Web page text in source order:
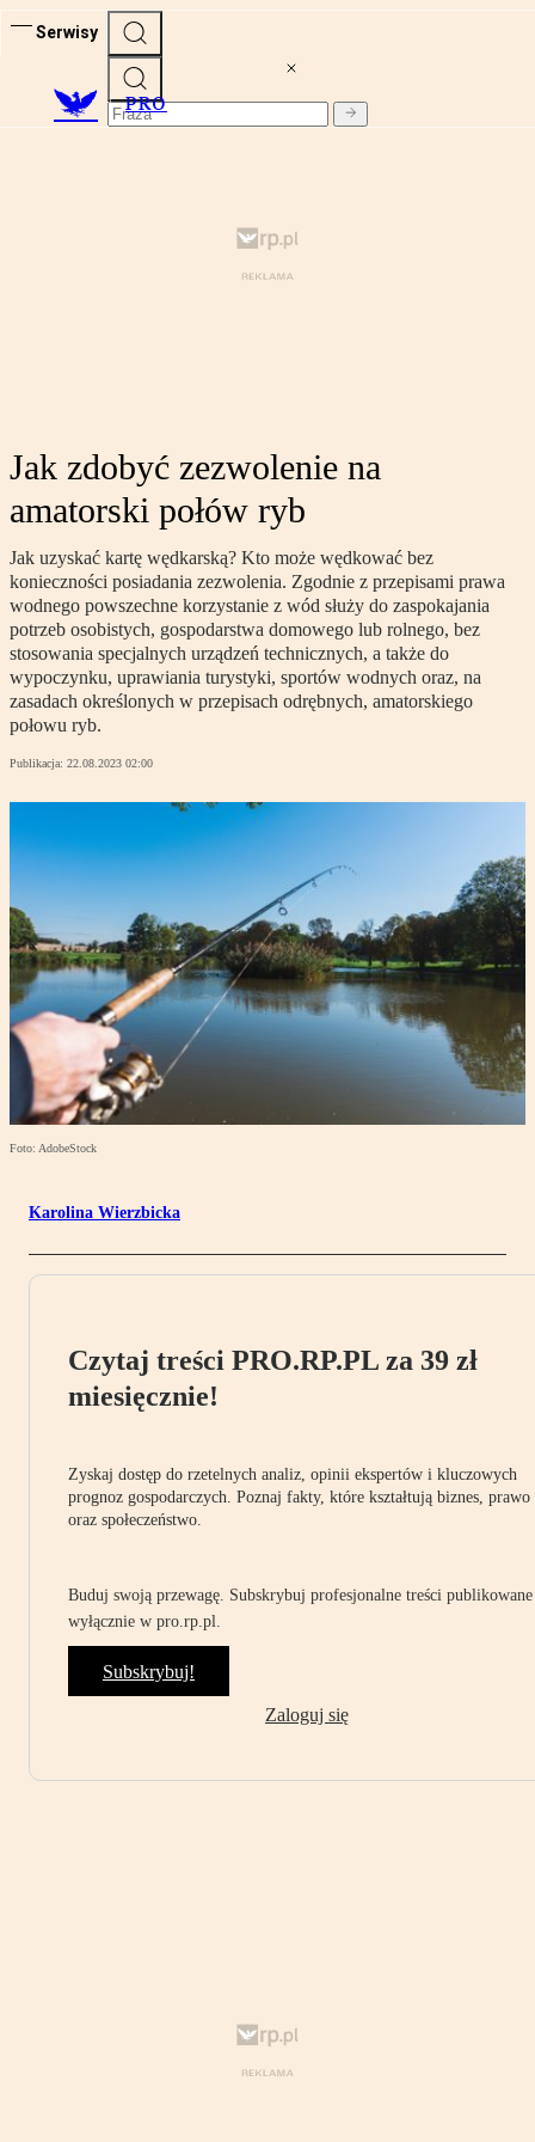
Serwisy
PRO
Jak zdobyć zezwolenie na
amatorski połów ryb
Jak uzyskać kartę wędkarską? Kto może wędkować bez
konieczności posiadania zezwolenia. Zgodnie z przepisami prawa
wodnego powszechne korzystanie z wód służy do zaspokajania
potrzeb osobistych, gospodarstwa domowego lub rolnego, bez
stosowania specjalnych urządzeń technicznych, a także do
wypoczynku, uprawiania turystyki, sportów wodnych oraz, na
zasadach określonych w przepisach odrębnych, amatorskiego
połowu ryb.
Publikacja: 22.08.2023 02:00
Foto: AdobeStock
Karolina Wierzbicka
Czytaj treści PRO.RP.PL za 39 zł
miesięcznie!
Zyskaj dostęp do rzetelnych analiz, opinii ekspertów i kluczowych
prognoz gospodarczych. Poznaj fakty, które kształtują biznes, prawo
oraz społeczeństwo.
Buduj swoją przewagę. Subskrybuj profesjonalne treści publikowane
wyłącznie w pro.rp.pl.
Subskrybuj!
Zaloguj się